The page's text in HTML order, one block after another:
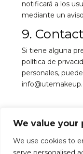
We value your
We use cookies to
notificará a los
mediante un
9.
Si tiene alguna
política de
personales,